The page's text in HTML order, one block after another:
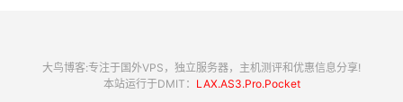
大鸟博客:专注于国外VPS，独立服务器，主机测评和优惠信息分享!
本站运行于DMIT： LAX.AS3.Pro.Pocket